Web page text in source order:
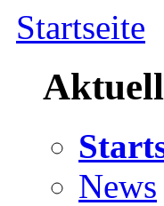
Startseite
Aktuell
News